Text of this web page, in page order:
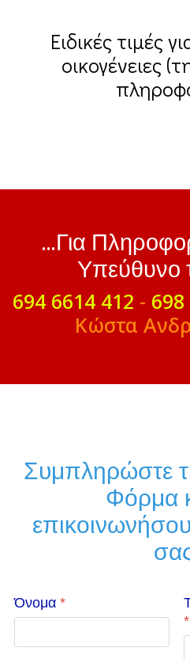
Ειδικές τιμές
οικογένειες
...Για
Υπεύθυνο
694 6614 412 -
Κώστα
Συμπληρώστε
Φόρμα
Όνομα *
*